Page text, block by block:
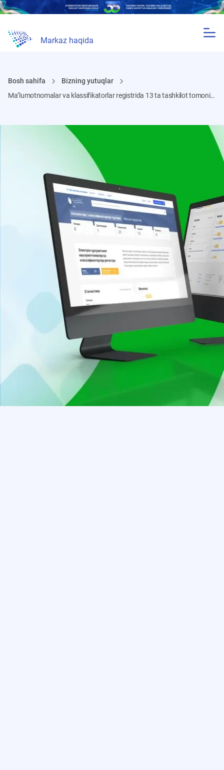
Markaz haqida
Bosh sahifa
Bizning yutuqlar
Ma’lumotnomalar va klassifikatorlar registrida 13 ta tashkilot tomonidan jami 53 ta ma’lumotnoma va klassifikatorlar ro‘yxatdan o‘tgan.